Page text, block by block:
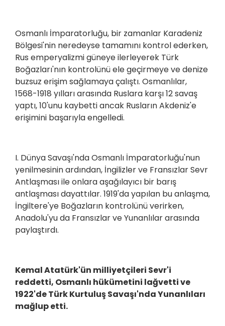
Osmanlı İmparatorluğu, bir zamanlar Karadeniz
Bölgesi'nin neredeyse tamamını kontrol ederken,
Rus emperyalizmi güneye ilerleyerek Türk
Boğazları'nın kontrolünü ele geçirmeye ve denize
buzsuz erişim sağlamaya çalıştı. Osmanlılar,
1568-1918 yılları arasında Ruslara karşı 12 savaş
yaptı, 10'unu kaybetti ancak Rusların Akdeniz'e
erişimini başarıyla engelledi.
I. Dünya Savaşı'nda Osmanlı İmparatorluğu'nun
yenilmesinin ardından, İngilizler ve Fransızlar Sevr
Antlaşması ile onlara aşağılayıcı bir barış
antlaşması dayattılar. 1919'da yapılan bu anlaşma,
İngiltere'ye Boğazların kontrolünü verirken,
Anadolu'yu da Fransızlar ve Yunanlılar arasında
paylaştırdı.
Kemal Atatürk'ün milliyetçileri Sevr'i
reddetti, Osmanlı hükümetini lağvetti ve
1922'de Türk Kurtuluş Savaşı'nda Yunanlıları
mağlup etti.